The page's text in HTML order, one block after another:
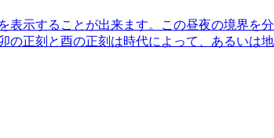
表示することが出来ます。この昼夜の境界を
の正刻と酉の正刻は時代によって、あるいは